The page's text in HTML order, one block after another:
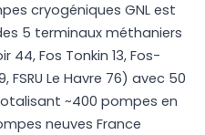
cryogéniques GNL est
5 terminaux méthaniers
44, Fos Tonkin 13, Fos-
FSRU Le Havre 76) avec 50
~400 pompes en
neuves France